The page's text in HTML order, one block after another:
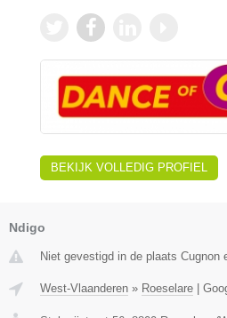
BEKIJK VOLLEDIG PROFIEL
Ndigo
Niet gevestigd in de plaats Cugnon
West-Vlaanderen » Roeselare